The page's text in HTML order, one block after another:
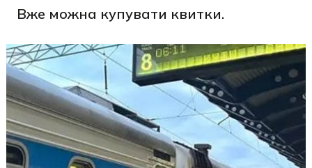
Вже можна купувати квитки.